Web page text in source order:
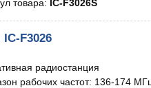
товара: IC-F3026S
IC-F3026
радиостанция
рабочих частот: 136-174